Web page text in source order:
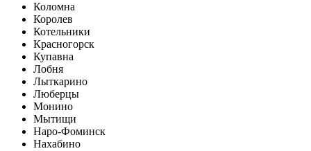
Коломна
Королев
Котельники
Красногорск
Купавна
Лобня
Лыткарино
Люберцы
Монино
Мытищи
Наро-Фоминск
Нахабино